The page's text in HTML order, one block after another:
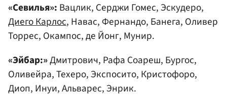
«Севилья»: Вацлик, Серджи Гомес, Эскудеро,
Диего Карлос, Навас, Фернандо, Банега, Оливер
Торрес, Окампос, де Йонг, Мунир.
«Эйбар:»Дмитрович, Рафа Соареш, Бургос,
Оливейра, Техеро, Экспосито, Кристофоро,
Диоп, Инуи, Альварес, Энрик.